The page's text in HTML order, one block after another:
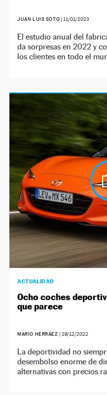
JUAN LUIS SOTO |11/01/2023
El estudio anual del
da sorpresas en 2022 y
los clientes en todo el
ACTUALIDAD
Ocho coches
que parece
MARIO HERRÁEZ | 29/12/2022
La deportividad no
desembolso enorme de
alternativas con precios